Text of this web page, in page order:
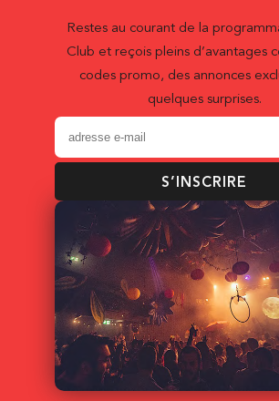
Restes au courant de la
Club et reçois pleins d’avantages
codes promo, des annonces
quelques surprises.
S’INSCRIRE